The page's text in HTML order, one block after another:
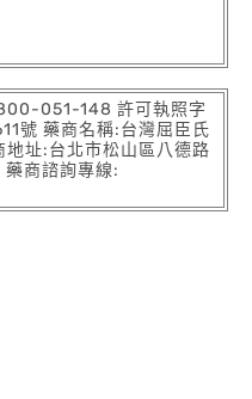
051-148 許可執照字
號 藥商名稱:台灣屈臣氏
址:台北市松山區八德路
藥商諮詢專線: